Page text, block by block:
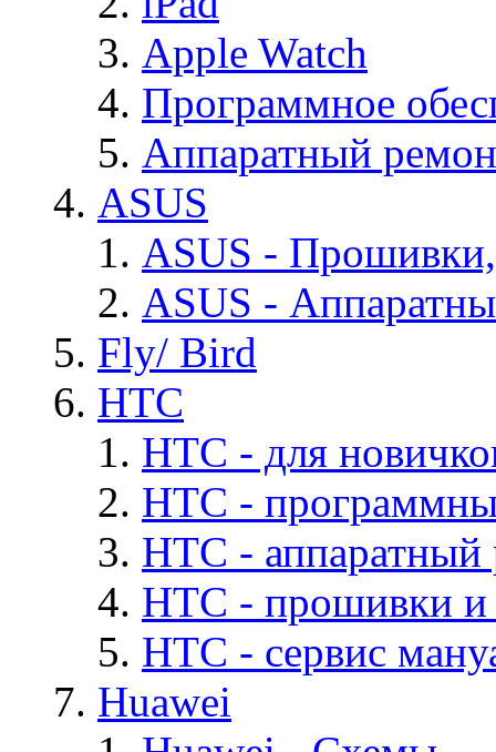
Apple Watch
Программное
Аппаратный
ASUS
ASUS -
ASUS -
Fly/ Bird
HTC
HTC - для
HTC -
HTC - аппаратный
HTC - прошивки
HTC - cервис
Huawei